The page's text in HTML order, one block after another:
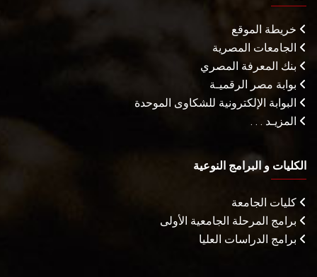
خريطة الموقع
الجامعات المصرية
بنك المعرفة المصري
بوابة مصر الرقميـة
البوابة الإلكترونية للشكاوى الموحدة
المزيـد . . .
الكليات و البرامج النوعية
كليات الجامعة
برامج المرحلة الجامعية الأولى
برامج الدراسات العليا